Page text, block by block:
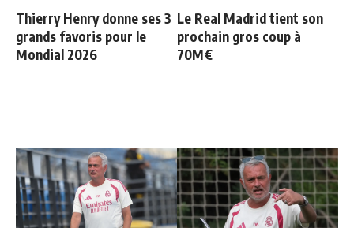
Thierry Henry donne ses 3
grands favoris pour le
Mondial 2026
Le Real Madrid tient son
prochain gros coup à
70M€